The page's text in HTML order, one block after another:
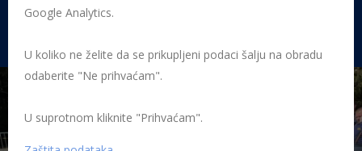
Rujevica 9/1, 51000 Rijeka
Početna Posljednje objavljene novosti
Google Analytics.
U koliko ne želite da se prikupljeni podaci šalju na obradu
odaberite "Ne prihvaćam".
U suprotnom kliknite "Prihvaćam".